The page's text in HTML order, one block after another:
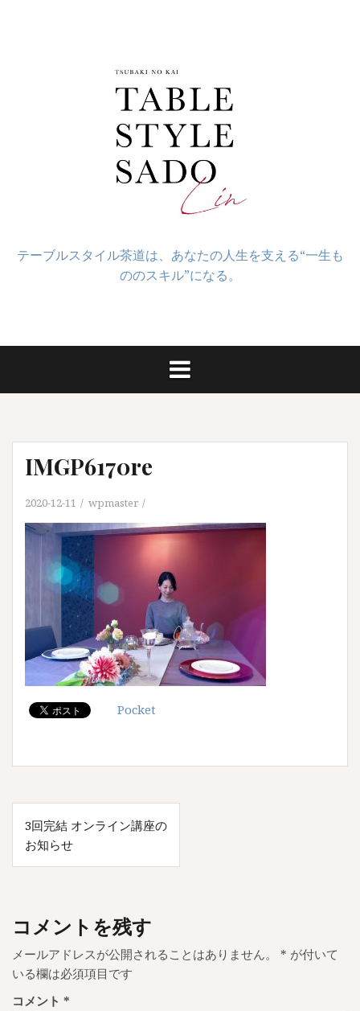
テーブルスタイル茶道は、あなたの人生を支える“一生も
ののスキル”になる。
IMGP6170re
2020-12-11 wpmaster
Pocket
投
稿
ナ
ゲ
ー
シ
ョ
3回完結 オンライン講座の
お知らせ
コメントを残す
メールアドレスが公開されることはありません。 * が付いて
いる欄は必須項目です
コメント *